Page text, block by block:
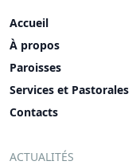
Accueil
À propos
Paroisses
Services et Pastorales
Contacts
ACTUALITÉS